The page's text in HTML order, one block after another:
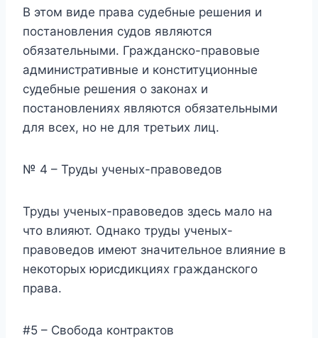
В этом виде права судебные решения и
постановления судов являются
обязательными. Гражданско-правовые
административные и конституционные
судебные решения о законах и
постановлениях являются обязательными
для всех, но не для третьих лиц.
№ 4 – Труды ученых-правоведов
Труды ученых-правоведов здесь мало на
что влияют. Однако труды ученых-
правоведов имеют значительное влияние в
некоторых юрисдикциях гражданского
права.
#5 – Свобода контрактов